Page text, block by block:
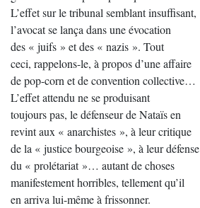
L’effet sur le tribunal semblant insuffisant,
l’avocat se lança dans une évocation
des « juifs » et des « nazis ». Tout
ceci, rappelons-le, à propos d’une affaire
de pop-corn et de convention collective…
L’effet attendu ne se produisant
toujours pas, le défenseur de Nataïs en
revint aux « anarchistes », à leur critique
de la « justice bourgeoise », à leur défense
du « prolétariat »… autant de choses
manifestement horribles, tellement qu’il
en arriva lui-même à frissonner.